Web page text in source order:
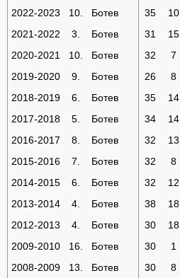
2022-2023
10. Ботев 35 10
2021-2022
3. Ботев 31 15
2020-2021
10. Ботев 32 7
2019-2020
9. Ботев 26 8
2018-2019
6. Ботев 35 14
2017-2018
5. Ботев 34 14
2016-2017
8. Ботев 32 13
2015-2016
7. Ботев 32 8
2014-2015
6. Ботев 32 12
2013-2014
4. Ботев 38 18
2012-2013
4. Ботев 30 18
2009-2010
16. Ботев 30 1
2008-2009
13. Ботев 30 8